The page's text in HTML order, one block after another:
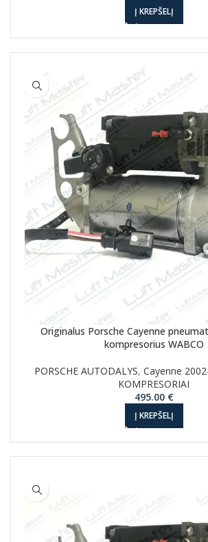
Į KREPŠELĮ
Originalus Porsche Cayenne
kompresorius WABCO
PORSCHE AUTODALYS, Cayenne
KOMPRESORIAI
495.00 €
Į KREPŠELĮ